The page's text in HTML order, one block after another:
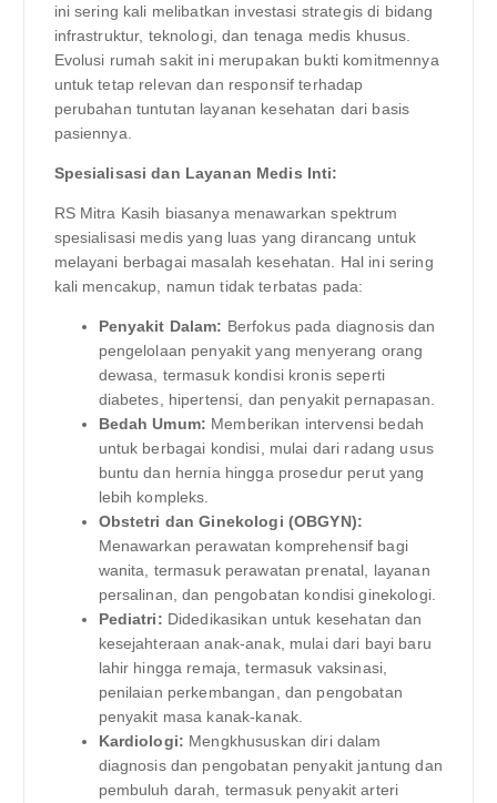
ini sering kali melibatkan investasi strategis di bidang
infrastruktur, teknologi, dan tenaga medis khusus.
Evolusi rumah sakit ini merupakan bukti komitmennya
untuk tetap relevan dan responsif terhadap
perubahan tuntutan layanan kesehatan dari basis
pasiennya.
Spesialisasi dan Layanan Medis Inti:
RS Mitra Kasih biasanya menawarkan spektrum
spesialisasi medis yang luas yang dirancang untuk
melayani berbagai masalah kesehatan. Hal ini sering
kali mencakup, namun tidak terbatas pada:
Penyakit Dalam: Berfokus pada diagnosis dan
pengelolaan penyakit yang menyerang orang
dewasa, termasuk kondisi kronis seperti
diabetes, hipertensi, dan penyakit pernapasan.
Bedah Umum: Memberikan intervensi bedah
untuk berbagai kondisi, mulai dari radang usus
buntu dan hernia hingga prosedur perut yang
lebih kompleks.
Obstetri dan Ginekologi (OBGYN):
Menawarkan perawatan komprehensif bagi
wanita, termasuk perawatan prenatal, layanan
persalinan, dan pengobatan kondisi ginekologi.
Pediatri: Didedikasikan untuk kesehatan dan
kesejahteraan anak-anak, mulai dari bayi baru
lahir hingga remaja, termasuk vaksinasi,
penilaian perkembangan, dan pengobatan
penyakit masa kanak-kanak.
Kardiologi: Mengkhususkan diri dalam
diagnosis dan pengobatan penyakit jantung dan
pembuluh darah, termasuk penyakit arteri